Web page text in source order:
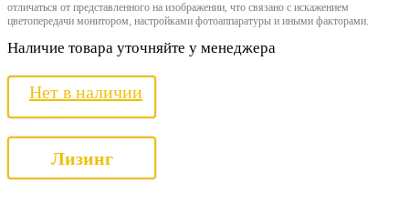
отличаться от представленного на изображении, что связано с искажением
цветопередачи монитором, настройками фотоаппаратуры и иными факторами.
Наличие товара уточняйте у менеджера
Нет в наличии
Лизинг